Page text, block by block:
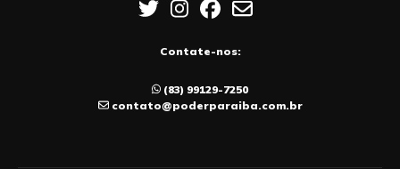
Contate-nos:
(83) 99129-7250
contato@poderparaiba.com.br